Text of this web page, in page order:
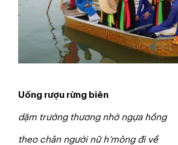
Uống rượu rừng biên
dặm trường thương nhớ ngựa hồng
theo chân người nữ h’mông đi về